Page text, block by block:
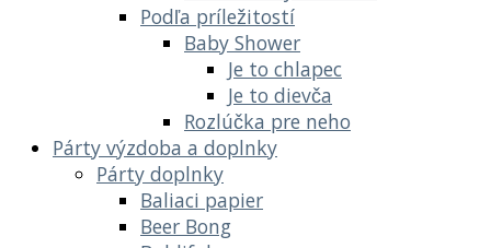
Podľa príležitostí
Baby Shower
Je to chlapec
Je to dievča
Rozlúčka pre neho
Párty výzdoba a doplnky
Párty doplnky
Baliaci papier
Beer Bong